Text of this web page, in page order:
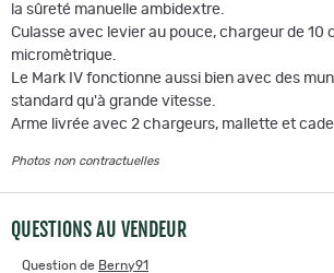
la sûreté manuelle ambidextre.
Culasse avec levier au pouce, chargeur de 10
micromètrique.
Le Mark IV fonctionne aussi bien avec des
standard qu'à grande vitesse.
Arme livrée avec 2 chargeurs, mallette et
Photos non contractuelles
QUESTIONS AU VENDEUR
Question de Berny91